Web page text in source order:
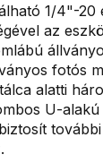
1/4"-20
az
fotós
alatti
U-